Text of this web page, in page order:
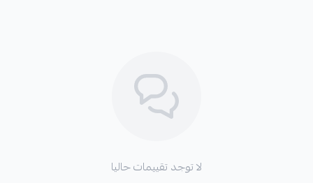
لا توجد تقييمات حاليا